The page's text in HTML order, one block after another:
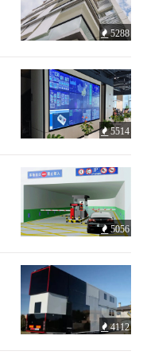
5288
5514
5056
4112